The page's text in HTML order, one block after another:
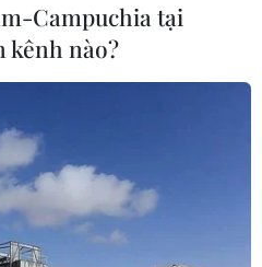
Campuchia tại
kênh nào?